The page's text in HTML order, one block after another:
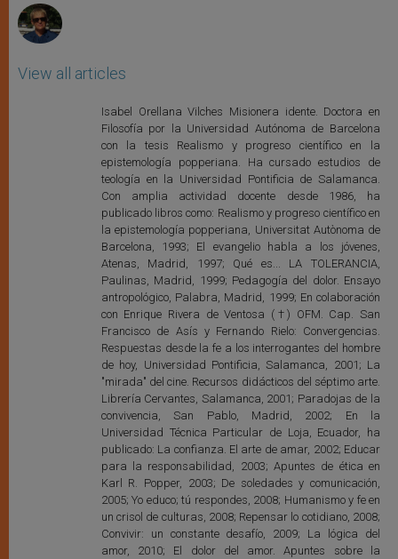
View all articles
Isabel Orellana Vilches Misionera idente. Doctora en
Filosofía por la Universidad Autónoma de Barcelona
con la tesis Realismo y progreso científico en la
epistemología popperiana. Ha cursado estudios de
teología en la Universidad Pontificia de Salamanca.
Con amplia actividad docente desde 1986, ha
publicado libros como: Realismo y progreso científico en
la epistemología popperiana, Universitat Autònoma de
Barcelona, 1993; El evangelio habla a los jóvenes,
Atenas, Madrid, 1997; Qué es... LA TOLERANCIA,
Paulinas, Madrid, 1999; Pedagogía del dolor. Ensayo
antropológico, Palabra, Madrid, 1999; En colaboración
con Enrique Rivera de Ventosa (†) OFM. Cap. San
Francisco de Asís y Fernando Rielo: Convergencias.
Respuestas desde la fe a los interrogantes del hombre
de hoy, Universidad Pontificia, Salamanca, 2001; La
"mirada" del cine. Recursos didácticos del séptimo arte.
Librería Cervantes, Salamanca, 2001; Paradojas de la
convivencia, San Pablo, Madrid, 2002; En la
Universidad Técnica Particular de Loja, Ecuador, ha
publicado: La confianza. El arte de amar, 2002; Educar
para la responsabilidad, 2003; Apuntes de ética en
Karl R. Popper, 2003; De soledades y comunicación,
2005; Yo educo; tú respondes, 2008; Humanismo y fe en
un crisol de culturas, 2008; Repensar lo cotidiano, 2008;
Convivir: un constante desafío, 2009; La lógica del
amor, 2010; El dolor del amor. Apuntes sobre la